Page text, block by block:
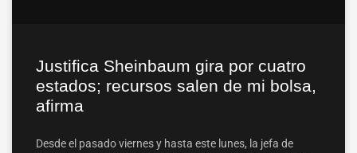
Justifica Sheinbaum gira por cuatro
estados; recursos salen de mi bolsa,
afirma
Desde el pasado viernes y hasta este lunes, la jefa de